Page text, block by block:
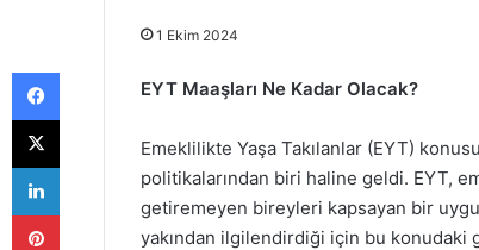
1 Ekim 2024
EYT Maaşları Ne Kadar Olacak?
Emeklilikte Yaşa Takılanlar (EYT)
politikalarından biri haline geldi. EYT,
getiremeyen bireyleri kapsayan bir
yakından ilgilendirdiği için bu konudaki
Facebook
X
LinkedIn
Pinterest